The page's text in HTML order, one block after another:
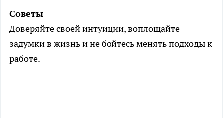
Советы
Доверяйте своей интуиции, воплощайте
задумки в жизнь и не бойтесь менять подходы к
работе.